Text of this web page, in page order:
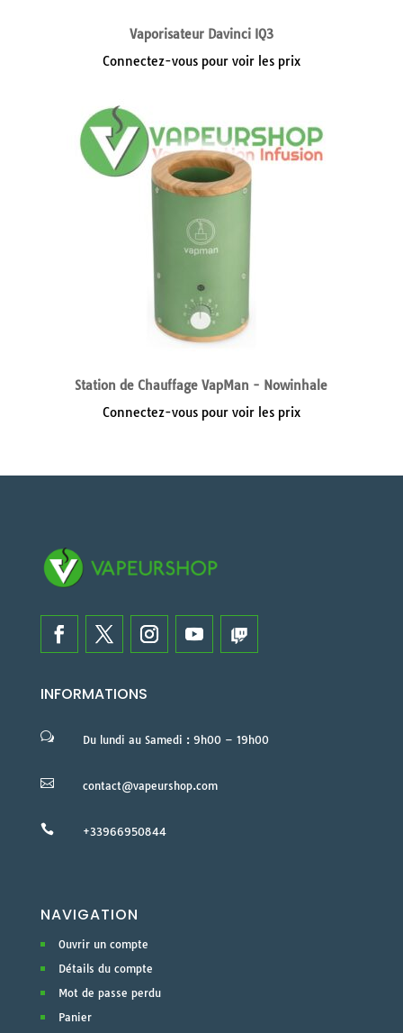
Vaporisateur Davinci IQ3
Connectez-vous pour voir les prix
Station de Chauffage VapMan - Nowinhale
Connectez-vous pour voir les prix
INFORMATIONS
w Du lundi au Samedi : 9h00 – 19h00
 contact@vapeurshop.com
 +33966950844
NAVIGATION
Ouvrir un compte
Détails du compte
Mot de passe perdu
Panier